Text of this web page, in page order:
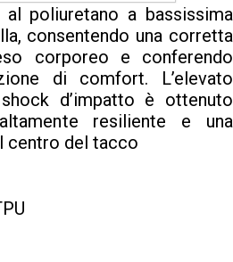
poliuretano a bassissima
consentendo una corretta
corporeo e conferendo
di comfort. L’elevato
d’impatto è ottenuto
resiliente e una
centro del tacco